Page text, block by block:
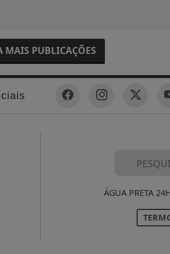
MAIS PUBLICAÇÕES
ÁGUA PRETA